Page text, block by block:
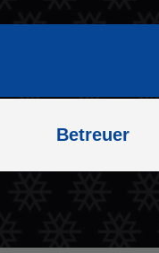
Betreuer